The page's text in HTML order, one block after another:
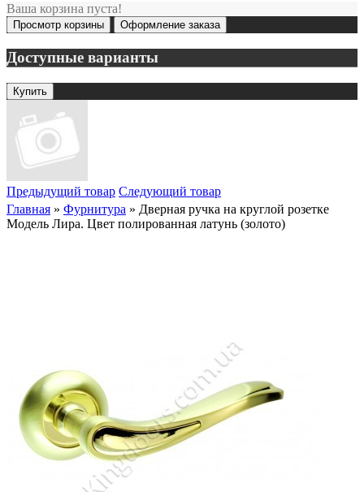
Ваша корзина пуста!
Просмотр корзины Оформление заказа
Доступные варианты
Предыдущий товар Следующий товар
Главная » Фурнитура » Дверная ручка на круглой розетке
Модель Лира. Цвет полированная латунь (золото)